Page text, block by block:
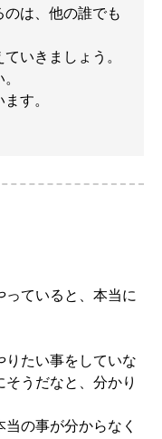
は、他の誰でも
いきましょう。
す。
ていると、本当に
りたい事をしていな
うだなと、分かり
の事が分からなく